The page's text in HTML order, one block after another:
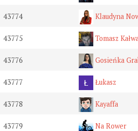
43774 Klaudyna
43775 Tomasz
43776 Gosieńka
43777 Łukasz
43778 Kayaffa
43779 Na Rower